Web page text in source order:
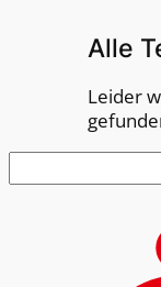
Alle
Leider